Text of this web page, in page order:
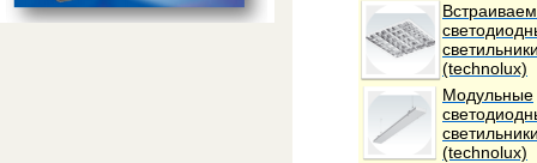
(technolux)
Модульные
(technolux)